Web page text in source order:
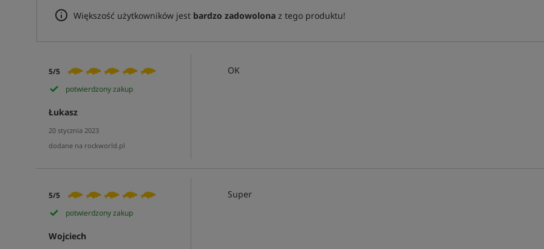
Większość użytkowników jest bardzo zadowolonaz tego produktu!
5/5
potwierdzony zakup
Łukasz
20 stycznia 2023
dodane na rockworld.pl
OK
5/5
potwierdzony zakup
Wojciech
Super